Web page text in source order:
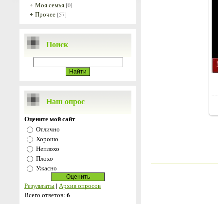
Моя семья [0]
Прочее [57]
Поиск
Наш опрос
Оцените мой сайт
Отлично
Хорошо
Неплохо
Плохо
Ужасно
Результаты| Архив опросов
Всего ответов: 6